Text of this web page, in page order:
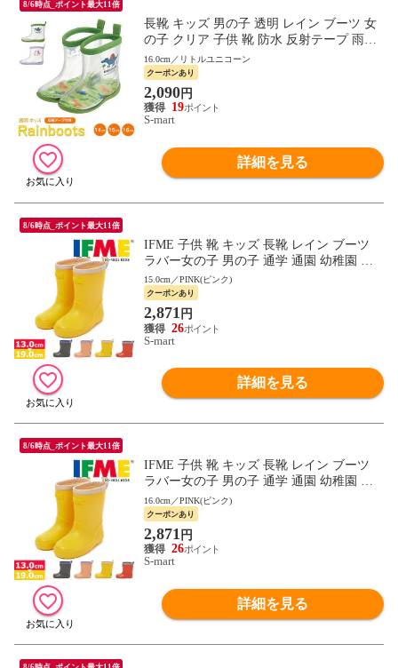
8/6時点_ポイント最大11倍
長靴 キッズ 男の子 透明 レイン ブーツ 女
の子 クリア 子供 靴 防水 反射テープ 雨具
雨の日 保育園 幼稚園 通園 恐竜 ユニコー
ン RIBTCL
16.0cm／リトルユニコーン
クーポンあり
2,090円
19
S-mart
詳細を見る
8/6時点_ポイント最大11倍
IFME 子供 靴 キッズ 長靴 レイン ブーツ
ラバー女の子 男の子 通学 通園 幼稚園 保
育園 雨 雪 13-19cm シンプル おしゃれ かわ
いい 50-4831 イフミー
15.0cm／PINK(ピンク)
クーポンあり
2,871 円
26
S-mart
詳細を見る
8/6時点_ポイント最大11倍
IFME 子供 靴 キッズ 長靴 レイン ブーツ
ラバー女の子 男の子 通学 通園 幼稚園 保
育園 雨 雪 13-19cm シンプル おしゃれ かわ
いい 50-4831 イフミー
16.0cm／PINK(ピンク)
クーポンあり
2,871 円
26
S-mart
詳細を見る